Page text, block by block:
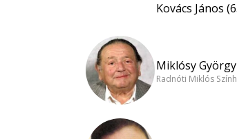
Kovács János
Miklósy
Radnóti Miklós